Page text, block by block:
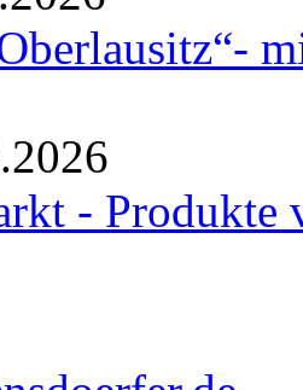
- Produkte